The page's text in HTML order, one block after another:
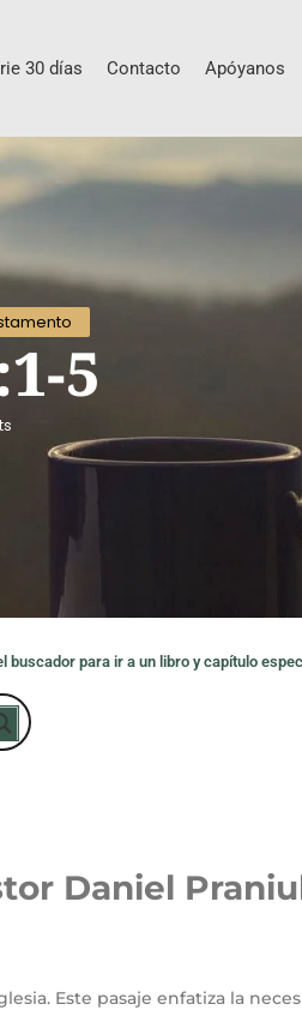
30 días Contacto Apóyanos
5
buscador para ir a un libro y capítulo
Daniel
Este pasaje enfatiza la